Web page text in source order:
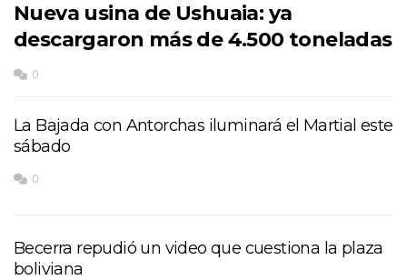
Nueva usina de Ushuaia: ya
descargaron más de 4.500 toneladas
0
La Bajada con Antorchas iluminará el Martial este
sábado
0
Becerra repudió un video que cuestiona la plaza
boliviana